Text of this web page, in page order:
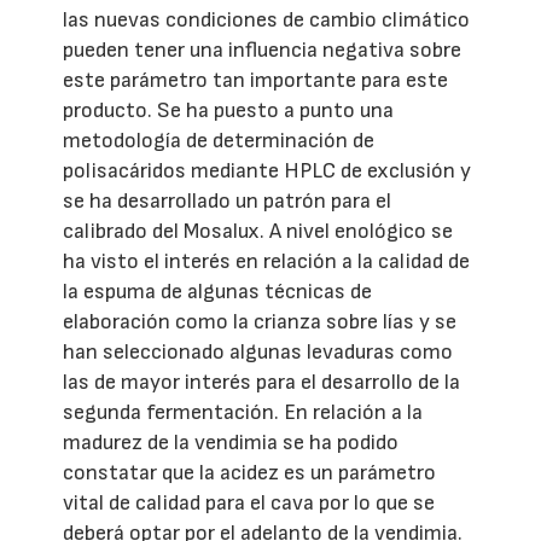
las nuevas condiciones de cambio climático
pueden tener una influencia negativa sobre
este parámetro tan importante para este
producto. Se ha puesto a punto una
metodología de determinación de
polisacáridos mediante HPLC de exclusión y
se ha desarrollado un patrón para el
calibrado del Mosalux. A nivel enológico se
ha visto el interés en relación a la calidad de
la espuma de algunas técnicas de
elaboración como la crianza sobre lías y se
han seleccionado algunas levaduras como
las de mayor interés para el desarrollo de la
segunda fermentación. En relación a la
madurez de la vendimia se ha podido
constatar que la acidez es un parámetro
vital de calidad para el cava por lo que se
deberá optar por el adelanto de la vendimia.